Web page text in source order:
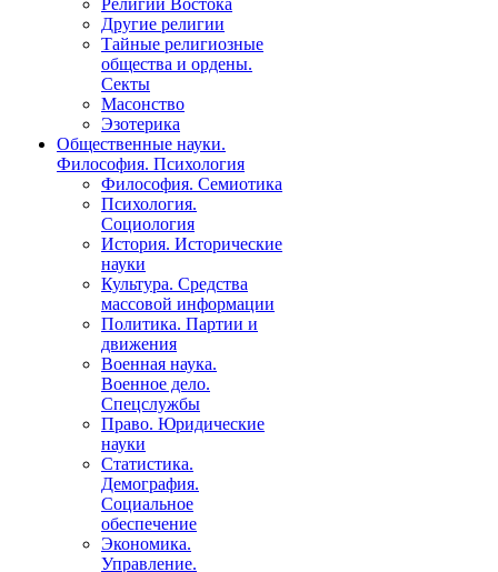
Религии Востока
Другие религии
Тайные религиозные
общества и ордены.
Секты
Масонство
Эзотерика
Общественные науки.
Философия. Психология
Философия. Семиотика
Психология.
Социология
История. Исторические
науки
Культура. Средства
массовой информации
Политика. Партии и
движения
Военная наука.
Военное дело.
Спецслужбы
Право. Юридические
науки
Статистика.
Демография.
Социальное
обеспечение
Экономика.
Управление.